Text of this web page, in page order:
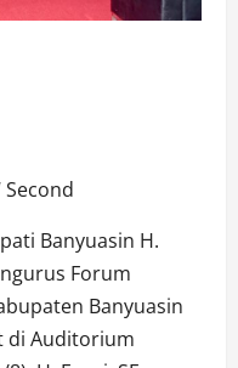
Banyuasin H.
Forum
Banyuasin
di Auditorium